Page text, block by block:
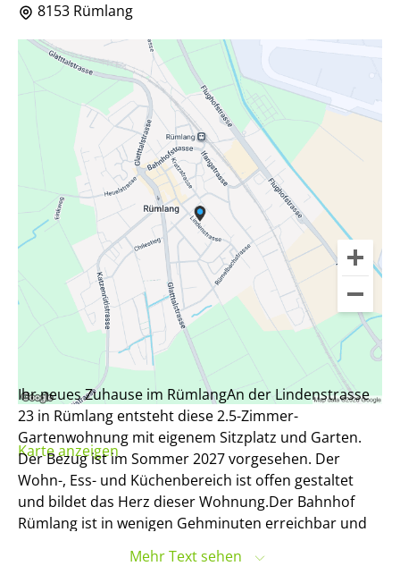
8153 Rümlang
Karte anzeigen
Ihr neues Zuhause im RümlangAn der Lindenstrasse
23 in Rümlang entsteht diese 2.5-Zimmer-
Gartenwohnung mit eigenem Sitzplatz und Garten.
Der Bezug ist im Sommer 2027 vorgesehen. Der
Wohn-, Ess- und Küchenbereich ist offen gestaltet
und bildet das Herz dieser Wohnung.Der Bahnhof
Rümlang ist in wenigen Gehminuten erreichbar und
Hauptbahnhof sowie zum Flughafen.
Mehr Text sehen